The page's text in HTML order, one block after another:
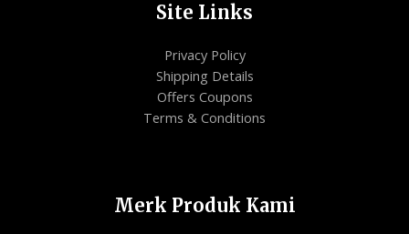
Site Links
Privacy Policy
Shipping Details
Offers Coupons
Terms & Conditions
Merk Produk Kami